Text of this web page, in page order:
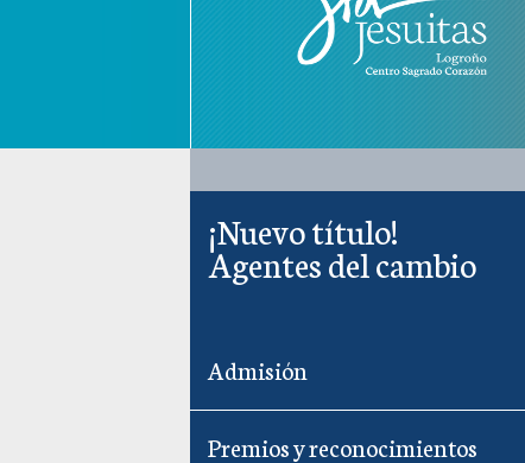
¡Nuevo título!
Agentes del cambio
Admisión
Premios y reconocimientos